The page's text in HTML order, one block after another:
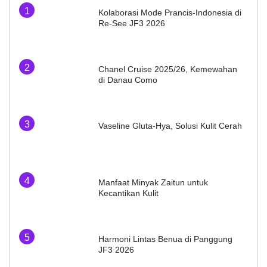
Kolaborasi Mode Prancis-Indonesia di
Re-See JF3 2026
Chanel Cruise 2025/26, Kemewahan
di Danau Como
Vaseline Gluta-Hya, Solusi Kulit Cerah
Manfaat Minyak Zaitun untuk
Kecantikan Kulit
Harmoni Lintas Benua di Panggung
JF3 2026